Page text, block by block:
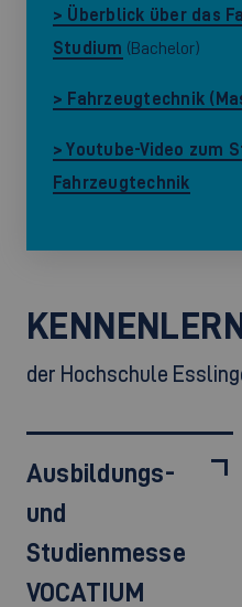
> Überblick über das
Studium (Bachelor)
> Fahrzeugtechnik
> Youtube-Video zum
Fahrzeugtechnik
der Hochschule
Ausbildungs-
und
Studienmesse
VOCATIUM